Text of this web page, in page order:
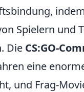
Spielern und
Die CS:GO-
eine
und Frag-